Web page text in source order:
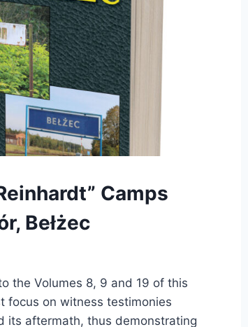
Camps
Bełżec
the Volumes 8, 9 and 19 of this
focus on witness testimonies
its aftermath, thus demonstrating